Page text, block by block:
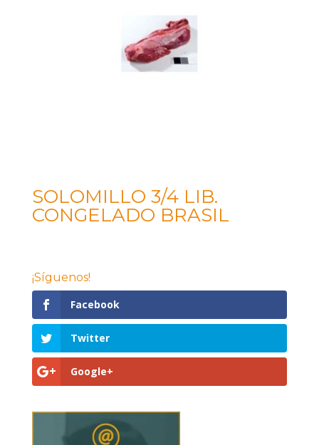
SOLOMILLO 3/4 LIB.
CONGELADO BRASIL
¡Síguenos!
Facebook
Twitter
Google+